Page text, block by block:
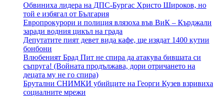
Обвиниха лидера на ДПС-Бургас Христо Широков, но
той е избягал от България
Европрокурори и полиция влязоха във ВиК – Кърджали
заради водния цикъл на града
Депутатите пият девет вида кафе, ще изядат 1400 кутии
бонбони
Влюбеният Брад Пит не спира да атакува бившата си
съпруга! (Войната продължава, дори отричането на
децата му не го спира)
Брутални СНИМКИ убийците на Георги Кузев взривиха
социалните мрежи